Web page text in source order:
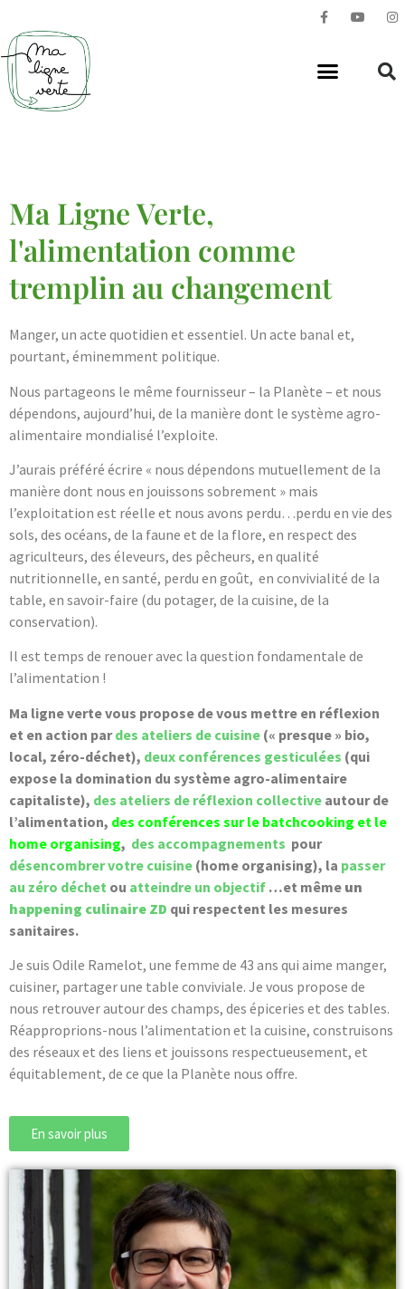
Ma Ligne Verte,
l'alimentation comme
tremplin au changement
Manger, un acte quotidien et essentiel. Un acte banal et,
pourtant, éminemment politique.
Nous partageons le même fournisseur – la Planète – et nous
dépendons, aujourd’hui, de la manière dont le système agro-
alimentaire mondialisé l’exploite.
J’aurais préféré écrire « nous dépendons mutuellement de la
manière dont nous en jouissons sobrement » mais
l’exploitation est réelle et nous avons perdu…perdu en vie des
sols, des océans, de la faune et de la flore, en respect des
agriculteurs, des éleveurs, des pêcheurs, en qualité
nutritionnelle, en santé, perdu en goût, en convivialité de la
table, en savoir-faire (du potager, de la cuisine, de la
conservation).
Il est temps de renouer avec la question fondamentale de
l’alimentation !
Ma ligne verte vous propose de vous mettre en réflexion
et en action pardes ateliers de cuisine (« presque » bio,
local, zéro-déchet), deux conférences gesticulées (qui
expose la domination du système agro-alimentaire
capitaliste), des ateliers de réflexion collective autour de
l’alimentation, des conférences sur le batchcooking et le
home organising, des accompagnements pour
désencombrer votre cuisine (home organising), la passer
au zéro déchet ou atteindre un objectif …et même un
happening culinaire ZD qui respectent les mesures
sanitaires.
Je suis Odile Ramelot, une femme de 43 ans qui aime manger,
cuisiner, partager une table conviviale. Je vous propose de
nous retrouver autour des champs, des épiceries et des tables.
Réapproprions-nous l’alimentation et la cuisine, construisons
des réseaux et des liens et jouissons respectueusement, et
équitablement, de ce que la Planète nous offre.
En savoir plus